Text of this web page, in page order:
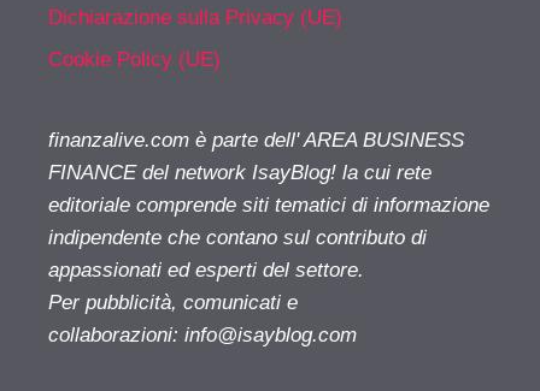
Dichiarazione sulla Privacy (UE)
Cookie Policy (UE)
finanzalive.com è parte dell' AREA BUSINESS
FINANCE del network IsayBlog! la cui rete
editoriale comprende siti tematici di informazione
indipendente che contano sul contributo di
appassionati ed esperti del settore.
Per pubblicità, comunicati e
collaborazioni: info@isayblog.com